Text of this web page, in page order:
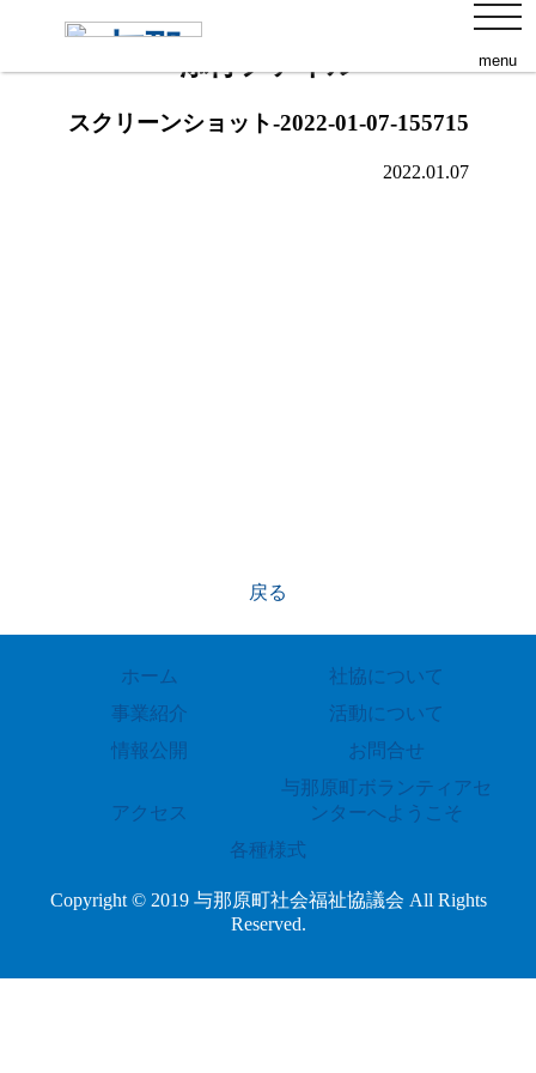
menu
添付ファイル
スクリーンショット-2022-01-07-155715
2022.01.07
戻る
ホーム
社協について
事業紹介
活動について
情報公開
お問合せ
アクセス
与那原町ボランティアセ
ンターへようこそ
各種様式
Copyright © 2019 与那原町社会福祉協議会 All Rights
Reserved.